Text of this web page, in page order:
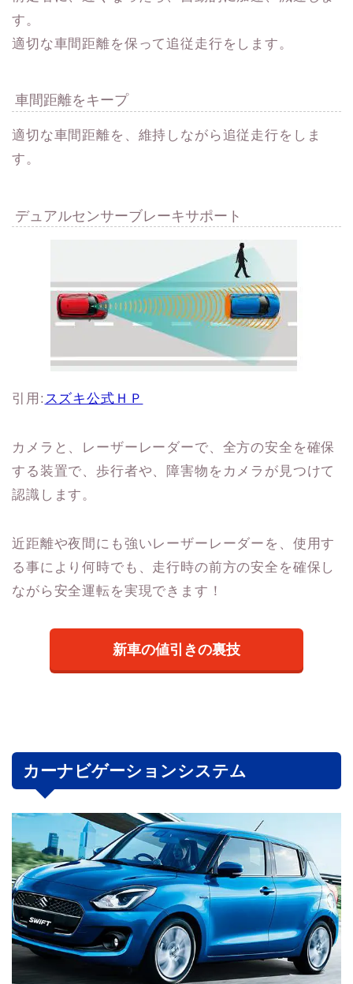
す。
適切な車間距離を保って追従走行をします。
車間距離をキープ
適切な車間距離を、維持しながら追従走行をしま
す。
デュアルセンサーブレーキサポート
引用:スズキ公式ＨＰ
カメラと、レーザーレーダーで、全方の安全を確保
する装置で、歩行者や、障害物をカメラが見つけて
認識します。
近距離や夜間にも強いレーザーレーダーを、使用す
る事により何時でも、走行時の前方の安全を確保し
ながら安全運転を実現できます！
新車の値引きの裏技
カーナビゲーションシステム